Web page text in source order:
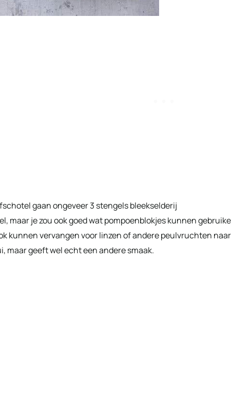
gaan ongeveer 3 stengels bleekselderij
maar je zou ook goed wat pompoenblokjes kunnen
kunnen vervangen voor linzen of andere peulvruchten
maar geeft wel echt een andere smaak.